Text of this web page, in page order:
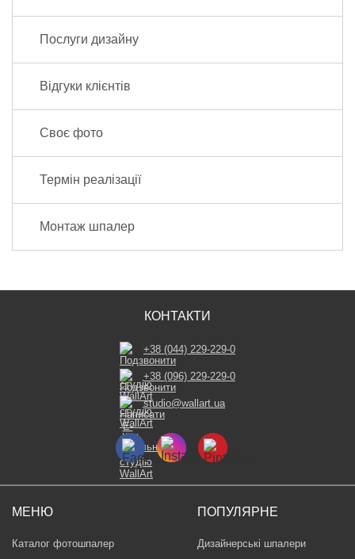
Послуги дизайну
Відгуки клієнтів
Своє фото
Термін реалізації
Монтаж шпалер
МЕНЮ
Каталог фотошпалер
ПОПУЛЯРНЕ
Дизайнерські шпалери
КОНТАКТИ
+38 (044) 229-229-0
+38 (096) 229-229-0
studio@wallart.ua